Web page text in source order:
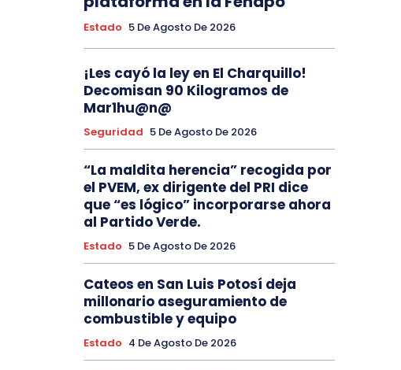
Estado 5 De Agosto De 2026
¡Les cayó la ley en El Charquillo!
Decomisan 90 Kilogramos de
Mar1hu@n@
Seguridad 5 De Agosto De 2026
“La maldita herencia” recogida por
el PVEM, ex dirigente del PRI dice
que “es lógico” incorporarse ahora
al Partido Verde.
Estado 5 De Agosto De 2026
Cateos en San Luis Potosí deja
millonario aseguramiento de
combustible y equipo
Estado 4 De Agosto De 2026